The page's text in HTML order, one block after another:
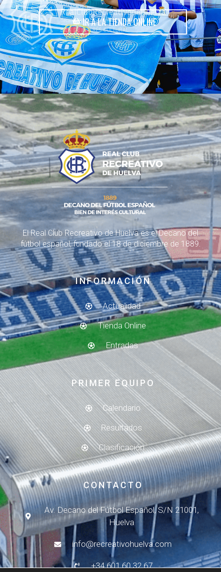
IR A LA TIENDA ONLINE
El Real Club Recreativo de Huelva es el Decano del
fútbol español, fundado el 18 de diciembre de 1889.
INFORMACIÓN
Actualidad
Tienda Online
Entradas
PRIMER EQUIPO
Calendario
Resultados
Clasificación
CONTACTO
Av. Decano del Fútbol Español, S/N 21001,
Huelva
info@recreativohuelva.com
+34 601 60 32 67